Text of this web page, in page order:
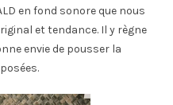
en fond sonore que nous
et tendance. Il y règne
envie de pousser la